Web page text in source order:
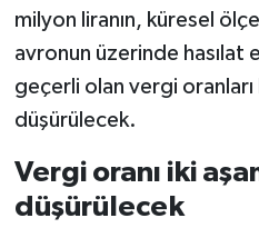
milyon liranın, küresel
avronun üzerinde hasılat
geçerli olan vergi
düşürülecek.
Vergi oranı iki
düşürülecek